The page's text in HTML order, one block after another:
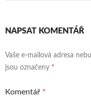
NAPSAT KOMENTÁŘ
Vaše e-mailová adresa
jsou označeny *
Komentář *